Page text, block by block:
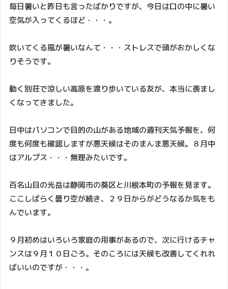
毎日暑いと昨日も言ったばかりですが、今日は口の中に暑い
空気が入ってくるほど・・・。
吹いてくる風が暑いなんて・・・ストレスで頭がおかしくな
りそうです。
動く別荘で涼しい高原を渡り歩いている友が、本当に羨まし
くなってきました。
日中はパソコンで目的の山がある地域の週刊天気予報を、何
度も何度も確認しますが悪天候はそのまんま悪天候。８月中
はアルプス・・・無理みたいです。
百名山目の光岳は静岡市の葵区と川根本町の予報を見ます。
ここしばらく曇り空が続き、２９日からがどうなるか気をも
んでいます。
９月初めはいろいろ家庭の用事があるので、次に行けるチャ
ンスは９月１０日ごろ。そのころには天候も改善してくれれ
ばいいのですが・・・。